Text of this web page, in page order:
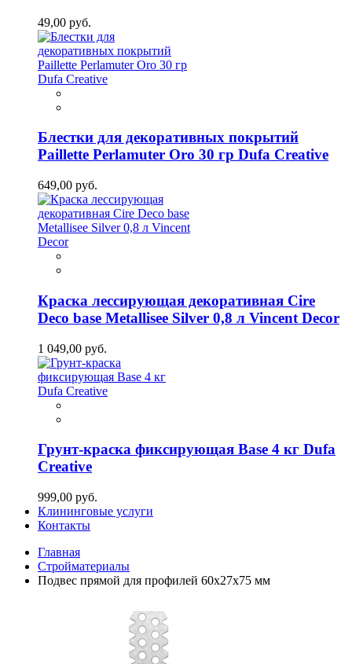
49,00 руб.
Блестки для декоративных покрытий
Paillette Perlamuter Oro 30 гр Dufa Creative
649,00 руб.
Краска лессирующая декоративная Cire
Deco base Metallisee Silver 0,8 л Vincent Decor
1 049,00 руб.
Грунт-краска фиксирующая Base 4 кг Dufa
Creative
999,00 руб.
Клининговые услуги
Контакты
Главная
Стройматериалы
Подвес прямой для профилей 60х27х75 мм